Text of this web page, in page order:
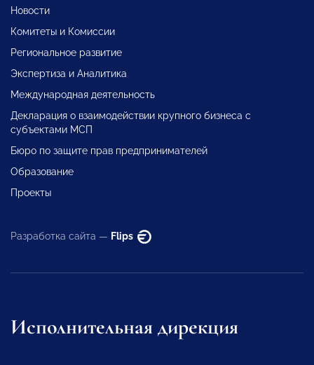
Новости
Комитеты и Комиссии
Региональное развитие
Экспертиза и Аналитика
Международная деятельность
Декларация о взаимодействии крупного бизнеса с
субъектами МСП
Бюро по защите прав предпринимателей
Образование
Проекты
Разработка сайта — Flips
Исполнительная дирекция